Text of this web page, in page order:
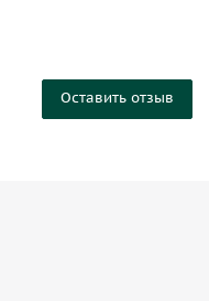
Оставить отзыв